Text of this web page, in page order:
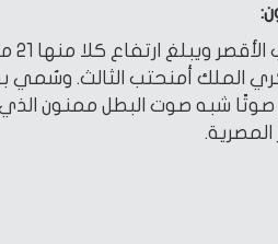
الملك أمنحتب الثالث. وسُمي
صوتًا شبه صوت البطل ممنون
المصرية.